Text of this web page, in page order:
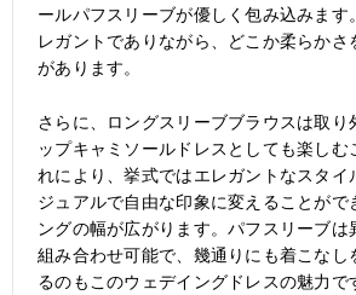
ールパフスリーブが優しく包み込みます
レガントでありながら、どこか柔らかさ
があります。
さらに、ロングスリーブブラウスは取り
ップキャミソールドレスとしても楽しむ
れにより、挙式ではエレガントなスタイ
ジュアルで自由な印象に変えることがで
ングの幅が広がります。パフスリーブは
組み合わせ可能で、幾通りにも着こなし
るのもこのウェデイングドレスの魅力で